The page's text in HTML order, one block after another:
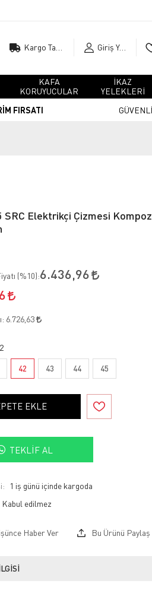
Giriş Yap
KAFA
KORUYUCULAR
İKAZ
YELEKLERİ
FIRSATI
SRC Elektrikçi Çizmesi
(%10):6.436,96
6.726,63
42 43 44 45
EKLE
TEKLIF AL
1 iş günü içinde kargoda
Haber Ver Bu Ürünü Paylaş